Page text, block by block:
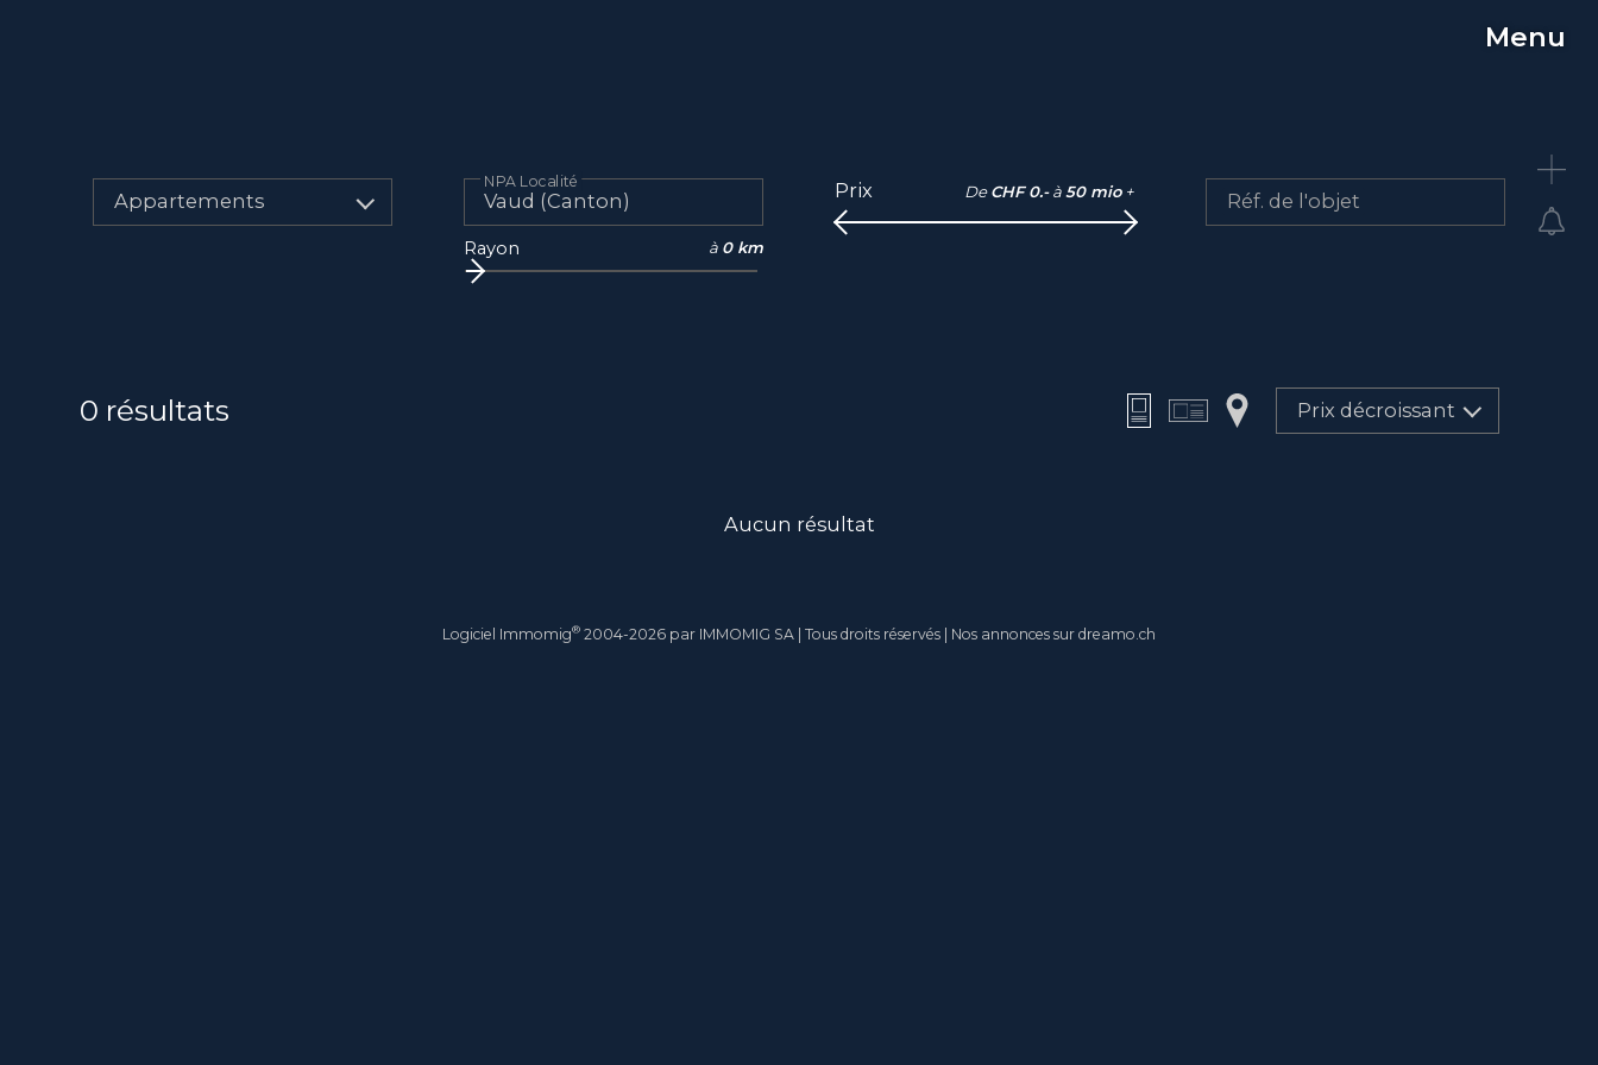
Menu
Appartements
NPA Localité
Rayon à 0 km
Prix De CHF 0.- à50 mio + Réf. de l'objet
0 résultats Prix décroissant
Aucun résultat
Logiciel Immomig® 2004-2026 par IMMOMIG SA | Tous droits réservés | Nos annonces sur dreamo.ch